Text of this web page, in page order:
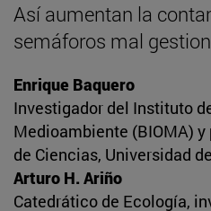
Así aumentan la
semáforos mal
Enrique Baquero
Investigador del Instituto
Medioambiente (BIOMA)
de Ciencias, Universidad
Arturo H. Ariño
Catedrático de Ecología,